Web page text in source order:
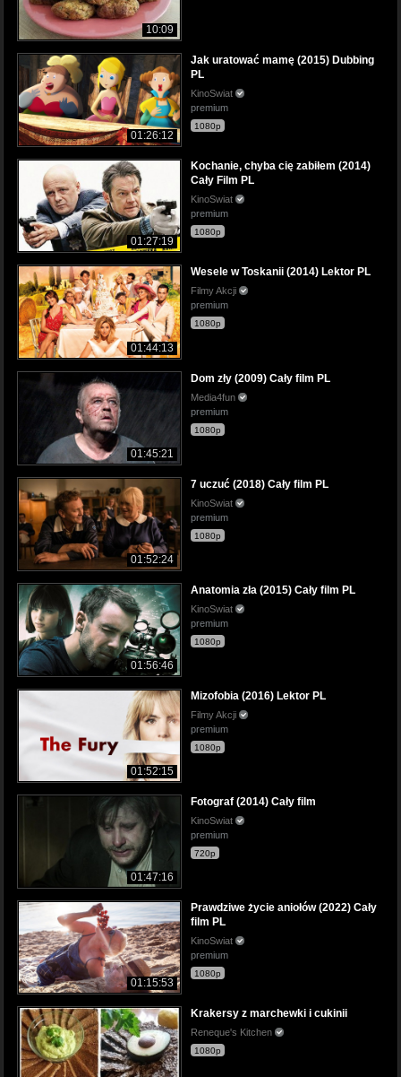
10:09
01:26:12
Jak uratować mamę (2015) Dubbing
PL
KinoSwiat
premium
1080p
01:27:19
Kochanie, chyba cię zabiłem (2014)
Cały Film PL
KinoSwiat
premium
1080p
01:44:13
Wesele w Toskanii (2014) Lektor PL
Filmy Akcji
premium
1080p
01:45:21
Dom zły (2009) Cały film PL
Media4fun
premium
1080p
01:52:24
7 uczuć (2018) Cały film PL
KinoSwiat
premium
1080p
01:56:46
Anatomia zła (2015) Cały film PL
KinoSwiat
premium
1080p
01:52:15
Mizofobia (2016) Lektor PL
Filmy Akcji
premium
1080p
01:47:16
Fotograf (2014) Cały film
KinoSwiat
premium
720p
01:15:53
Prawdziwe życie aniołów (2022) Cały
film PL
KinoSwiat
premium
1080p
Krakersy z marchewki i cukinii
Reneque's Kitchen
1080p